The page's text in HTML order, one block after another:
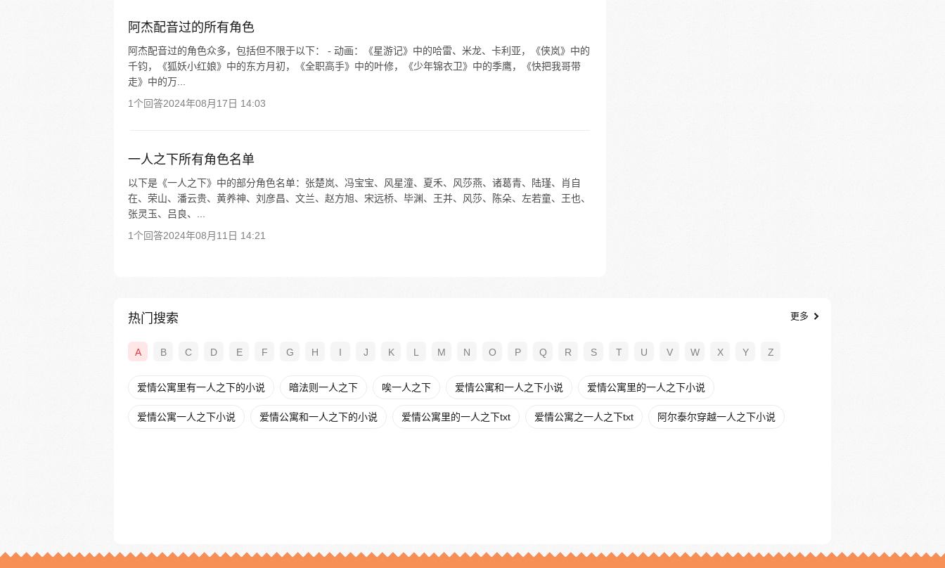
阿杰配音过的所有角色
阿杰配音过的角色众多，包括但不限于以下： - 动画：《星游记》中的哈雷、米龙、卡利亚，《侠岚》中的
千钧，《狐妖小红娘》中的东方月初，《全职高手》中的叶修，《少年锦衣卫》中的季鹰，《快把我哥带
走》中的万...
1个回答2024年08月17日 14:03
一人之下所有角色名单
以下是《一人之下》中的部分角色名单：张楚岚、冯宝宝、风星潼、夏禾、风莎燕、诸葛青、陆瑾、肖自
在、荣山、潘云贵、黄养神、刘彦昌、文兰、赵方旭、宋远桥、毕渊、王并、风莎、陈朵、左若童、王也、
张灵玉、吕良、...
1个回答2024年08月11日 14:21
热门搜索 更多
A B C D E F G H I J K L M N O P Q R S T U V W X Y Z
爱情公寓里有一人之下的小说 暗法则一人之下 唉一人之下 爱情公寓和一人之下小说 爱情公寓里的一人之下小说
爱情公寓一人之下小说 爱情公寓和一人之下的小说 爱情公寓里的一人之下txt 爱情公寓之一人之下txt 阿尔泰尔穿越一人之下小说